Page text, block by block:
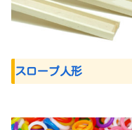
スロープ人形